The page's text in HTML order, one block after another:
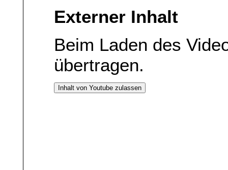
Externer Inhalt
Beim Laden des
übertragen.
Inhalt von Youtube zulassen